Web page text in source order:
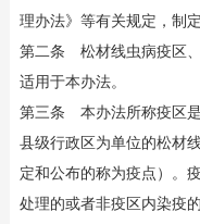
理办法》等有关规定，制定
第二条 松材线虫病疫区
适用于本办法。
第三条 本办法所称疫区
县级行政区为单位的松材
定和公布的称为疫点）。
处理的或者非疫区内染疫